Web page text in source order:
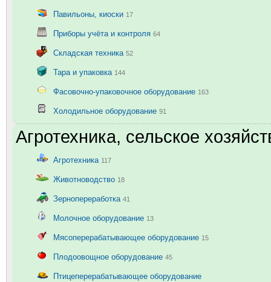
Павильоны, киоски 17
Приборы учёта и контроля 64
Складская техника 52
Тара и упаковка 144
Фасовочно-упаковочное оборудование 163
Холодильное оборудование 91
Агротехника, сельское
Агротехника 117
Животноводство 18
Зернопереработка 41
Молочное оборудование 13
Мясоперерабатывающее оборудование 15
Плодоовощное оборудование 45
Птицеперерабатывающее оборудование